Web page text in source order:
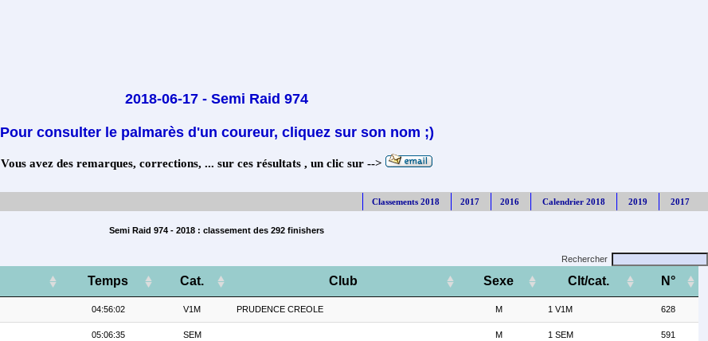
2018-06-17 - Semi Raid 974
Pour consulter le palmarès d'un coureur, cliquez sur son nom ;)
Vous avez des remarques, corrections, ... sur ces résultats , un clic sur -->
Classements 2018 2017 2016 Calendrier 2018 2019 2017
Semi Raid 974 - 2018 : classement des 292 finishers
Rechercher
Temps Cat. Club Sexe Clt/cat. N°
04:56:02 V1M PRUDENCE CREOLE M 1 V1M 628
05:06:35 SEM M 1 SEM 591